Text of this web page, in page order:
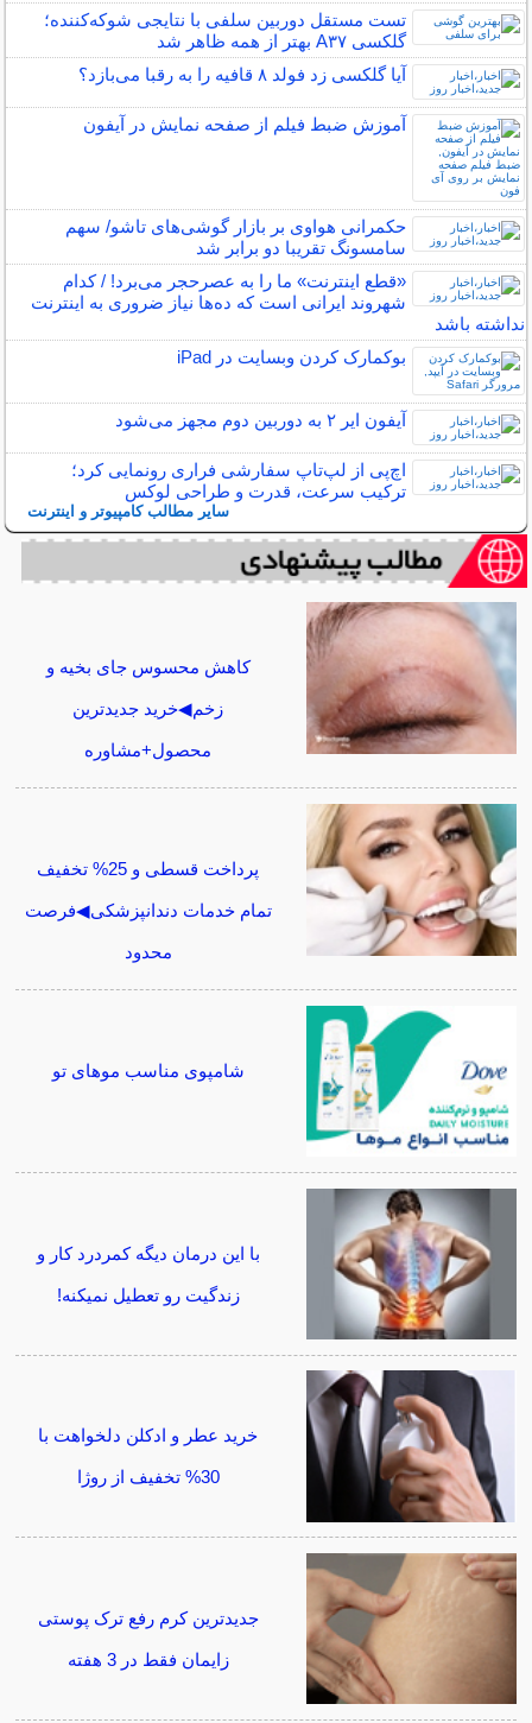
تست مستقل دوربین سلفی با نتایجی شوکه‌کننده؛
گلکسی A۳۷ بهتر از همه ظاهر شد
آیا گلکسی زد فولد ۸ قافیه را به رقبا می‌بازد؟
آموزش ضبط فیلم از صفحه نمایش در آیفون
حکمرانی هواوی بر بازار گوشی‌های تاشو/ سهم
سامسونگ تقریبا دو برابر شد
«قطع اینترنت» ما را به عصرحجر می‌برد! / کدام
شهروند ایرانی است که ده‌ها نیاز ضروری به اینترنت
نداشته باشد
بوکمارک کردن وبسایت در iPad
آیفون ایر ۲ به دوربین دوم مجهز می‌شود
اچ‌پی از لپ‌تاپ سفارشی فراری رونمایی کرد؛
ترکیب سرعت، قدرت و طراحی لوکس
سایر مطالب کامپیوتر و اینترنت
کاهش محسوس جای بخیه و
زخم◀خرید جدیدترین
محصول+مشاوره
پرداخت قسطی و 25% تخفیف
تمام خدمات دندانپزشکی◀فرصت
محدود
شامپوی مناسب موهای تو
با این درمان دیگه کمردرد کار و
زندگیت رو تعطیل نمیکنه!
خرید عطر و ادکلن دلخواهت با
30% تخفیف از روژا
جدیدترین کرم رفع ترک پوستی
زایمان فقط در 3 هفته